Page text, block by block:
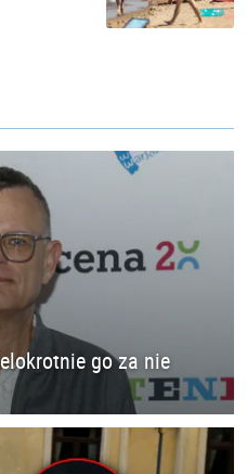
go za nie